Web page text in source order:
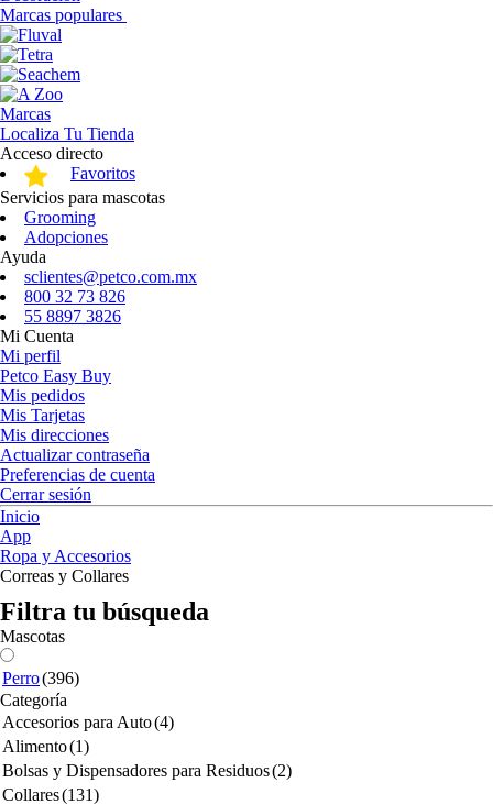
Marcas populares
Marcas
Localiza Tu Tienda
Acceso directo
Favoritos
Servicios para mascotas
Grooming
Adopciones
Ayuda
sclientes@petco.com.mx
800 32 73 826
55 8897 3826
Mi Cuenta
Mi perfil
Petco Easy Buy
Mis pedidos
Mis Tarjetas
Mis direcciones
Actualizar contraseña
Preferencias de cuenta
Cerrar sesión
Inicio
App
Ropa y Accesorios
Correas y Collares
Filtra tu búsqueda
Mascotas
Perro(396)
Categoría
Accesorios para Auto(4)
Alimento(1)
Bolsas y Dispensadores para Residuos(2)
Collares(131)